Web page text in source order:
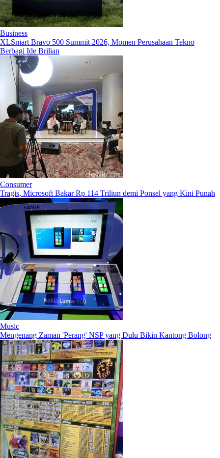
Business
XLSmart Bravo 500 Summit 2026, Momen Perusahaan Tekno
Berbagi Ide Brilian
Consumer
Tragis, Microsoft Bakar Rp 114 Triliun demi Ponsel yang Kini Punah
Music
Mengenang Zaman 'Perang' NSP yang Dulu Bikin Kantong Bolong